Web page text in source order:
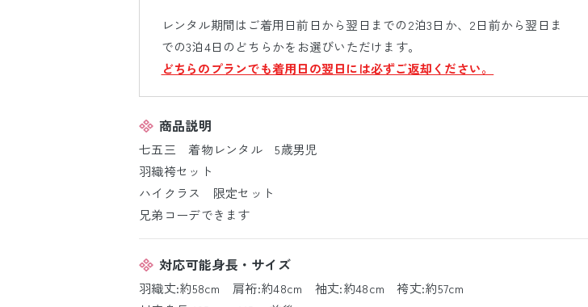
レンタル期間はご着用日前日から翌日までの2泊3日か、2日前から翌日ま
での3泊4日のどちらかをお選びいただけます。
どちらのプランでも着用日の翌日には必ずご返却ください。
商品説明
七五三 着物レンタル 5歳男児
羽織袴セット
ハイクラス 限定セット
兄弟コーデできます
対応可能身長・サイズ
羽織丈:約58cm 肩裄:約48cm 袖丈:約48cm 袴丈:約57cm